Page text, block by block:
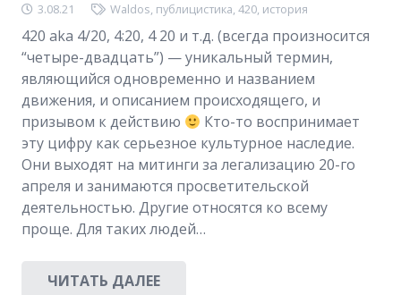
3.08.21 Waldos, публицистика,420, история
420 aka 4/20, 4:20, 4 20 и т.д. (всегда произносится
“четыре-двадцать”) — уникальный термин,
являющийся одновременно и названием
движения, и описанием происходящего, и
призывом к действию
Кто-то воспринимает
эту цифру как серьезное культурное наследие.
Они выходят на митинги за легализацию 20-го
апреля и занимаются просветительской
деятельностью. Другие относятся ко всему
проще. Для таких людей…
ЧИТАТЬ ДАЛЕЕ